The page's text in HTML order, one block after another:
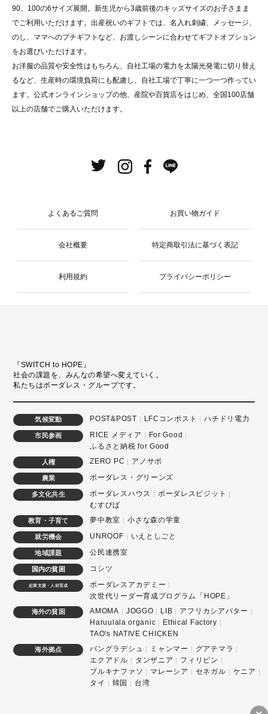
90、100の6サイズ展開。新生児から3歳前後のキッズサイズのお子さまま
でご利用いただけます。出産祝いのギフトでは、名入れ刺繍、メッセージ、
のし、ママへのプチギフトなど、お渡しシーンに合わせてギフトオプション
をお選びいただけます。
お洋服の品質や安全性はもちろん、自社工場の電力を太陽光発電に切り替え
るなど、生産時の環境負荷にも配慮し、自社工場で丁寧に一つ一つ作ってい
ます。公式オンラインショップの他、産院や百貨店をはじめ、全国100店舗
以上の店舗でご購入いただけます。
よくあるご質問 お買い物ガイド
会社概要 特定商取引法に基づく表記
利用規約 プライバシーポリシー
『SWITCH to HOPE』
社会の課題を、みんなの希望へ変えていく。
私たちはボーダレス・グループです。
気候変動 POST&POST LFCコンポスト ハチドリ電力
市民参画 RICE メディア
For Good
ふるさと納税 for Good
人権 ZERO PC アノサポ
農業 ボーダレス・グリーンズ
多文化共生 ボーダレスハウス
ボーダレスビジット
むすびば
教育・子育て 夢中教室 小さな森の学童
就労機会 UNROOF いえとしごと
地域課題 公民連携室
国内の貧困 コシツ
起業支援・人材育成
ボーダレスアカデミー
次世代リーダー育成プログラム「HOPE」
海外の貧困 AMOMA JOGGO LIB
アフリカシアバター
Haruulala organic
Ethical Factory
TAO's NATIVE CHICKEN
海外拠点 バングラデシュ ミャンマー
グアテマラ
エクアドル
タンザニア
フィリピン
ブルキナファソ
マレーシア セネガル
ケニア
タイ
韓国 台湾